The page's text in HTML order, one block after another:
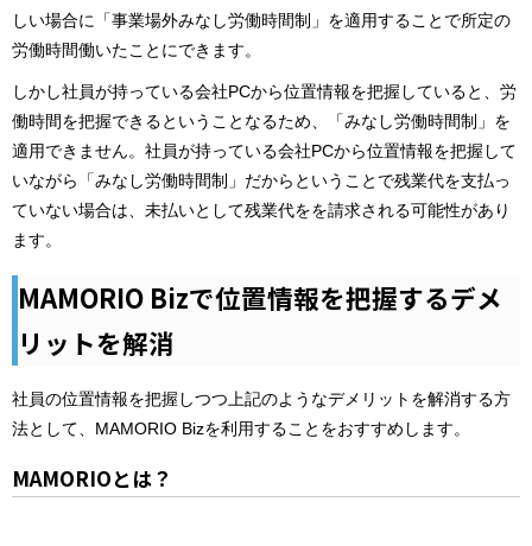
しい場合に「事業場外みなし労働時間制」を適用することで所定の
労働時間働いたことにできます。
しかし社員が持っている会社PCから位置情報を把握していると、労
働時間を把握できるということなるため、「みなし労働時間制」を
適用できません。社員が持っている会社PCから位置情報を把握して
いながら「みなし労働時間制」だからということで残業代を支払っ
ていない場合は、未払いとして残業代をを請求される可能性があり
ます。
MAMORIO Bizで位置情報を把握するデメ
リットを解消
社員の位置情報を把握しつつ上記のようなデメリットを解消する方
法として、MAMORIO Bizを利用することをおすすめします。
MAMORIOとは？